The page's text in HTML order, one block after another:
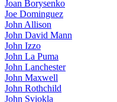
Joan Borysenko
Joe Dominguez
John Allison
John David Mann
John Izzo
John La Puma
John Lanchester
John Maxwell
John Rothchild
John Sviokla